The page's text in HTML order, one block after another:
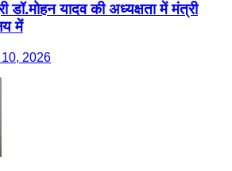
डॉ.मोहन यादव की अध्यक्षता में मंत्री
में
2026